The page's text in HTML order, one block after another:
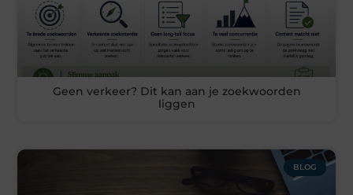
Geen verkeer? Dit kan aan je zoekwoorden
liggen
BLOG